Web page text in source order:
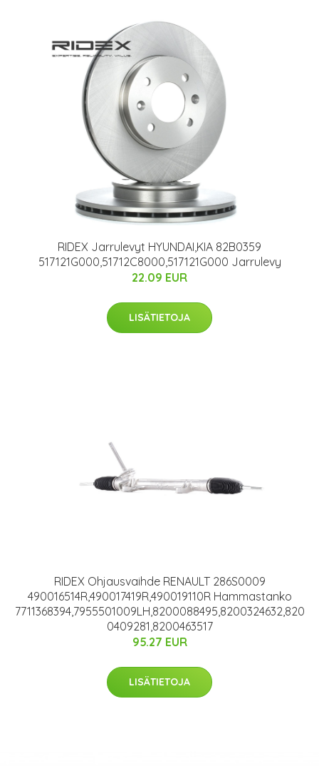
RIDEX Jarrulevyt HYUNDAI,KIA 82B0359
517121G000,51712C8000,517121G000 Jarrulevy
22.09 EUR
LISÄTIETOJA
RIDEX Ohjausvaihde RENAULT 286S0009
490016514R,490017419R,490019110R Hammastanko
7711368394,7955501009LH,8200088495,8200324632,820
0409281,8200463517
95.27 EUR
LISÄTIETOJA